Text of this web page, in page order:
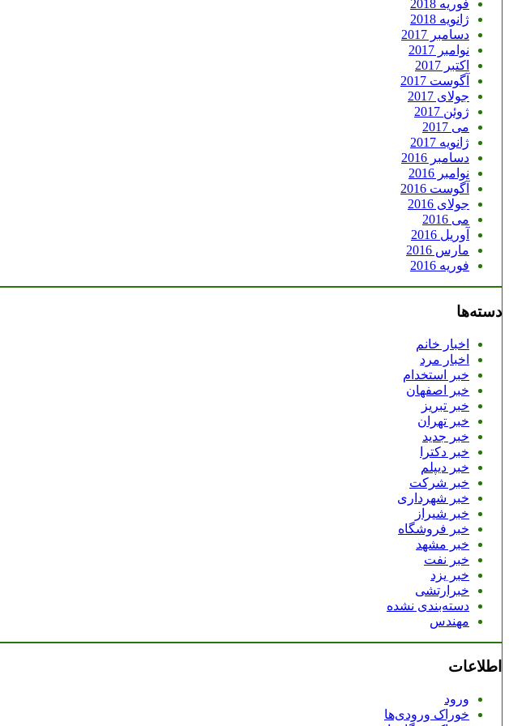
فوریه 2018
ژانویه 2018
دسامبر 2017
نوامبر 2017
اکتبر 2017
آگوست 2017
جولای 2017
ژوئن 2017
می 2017
ژانویه 2017
دسامبر 2016
نوامبر 2016
آگوست 2016
جولای 2016
می 2016
آوریل 2016
مارس 2016
فوریه 2016
دسته‌ها
اخبار خانم
اخبار مرد
خبر استخدام
خبر اصفهان
خبر تبریز
خبر تهران
خبر جدید
خبر دکترا
خبر دیپلم
خبر شرکت
خبر شهرداری
خبر شیراز
خبر فروشگاه
خبر مشهد
خبر نفت
خبر یزد
خبرارتشی
دسته‌بندی نشده
مهندس
اطلاعات
ورود
خوراک ورودی‌ها